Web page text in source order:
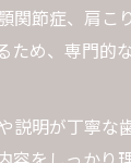
関節症、肩こ
ため、専門的
説明が丁寧な